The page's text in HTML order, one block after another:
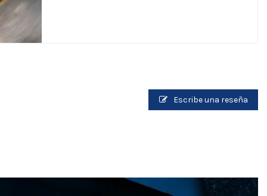
Escribe una reseña